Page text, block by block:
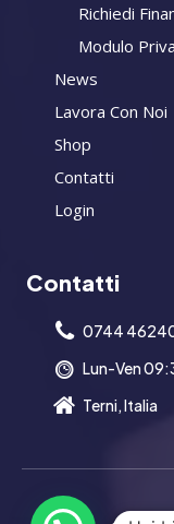
Richiedi
Modulo
News
Lavora Con Noi
Shop
Contatti
Login
Contatti
0744
Lun-Ven
Terni, Italia